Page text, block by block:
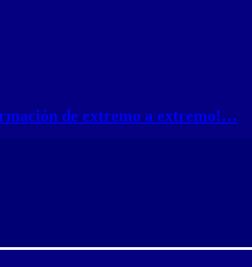
de extremo a extremo!…